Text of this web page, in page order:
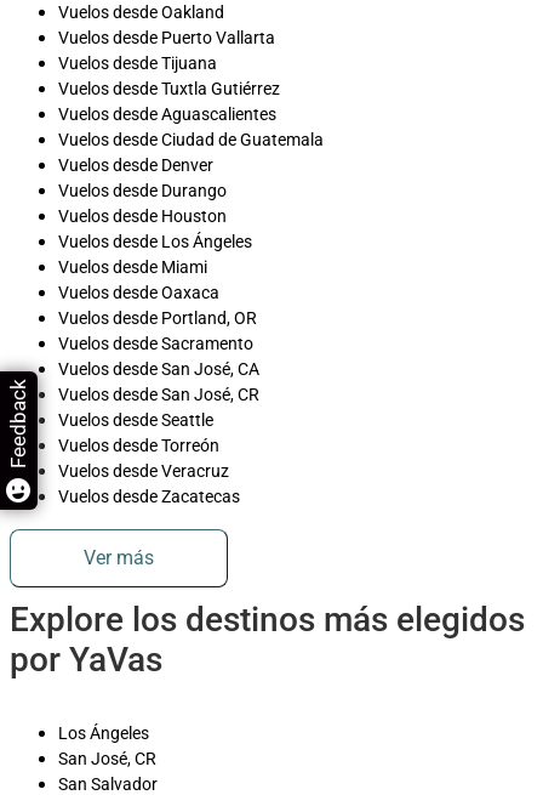
Vuelos desde Oakland
Vuelos desde Puerto Vallarta
Vuelos desde Tijuana
Vuelos desde Tuxtla Gutiérrez
Vuelos desde Aguascalientes
Vuelos desde Ciudad de Guatemala
Vuelos desde Denver
Vuelos desde Durango
Vuelos desde Houston
Vuelos desde Los Ángeles
Vuelos desde Miami
Vuelos desde Oaxaca
Vuelos desde Portland, OR
Vuelos desde Sacramento
Vuelos desde San José, CA
Vuelos desde San José, CR
Vuelos desde Seattle
Vuelos desde Torreón
Vuelos desde Veracruz
Vuelos desde Zacatecas
Ver más
Explore los destinos más elegidos
por YaVas
Los Ángeles
San José, CR
San Salvador
Feedback